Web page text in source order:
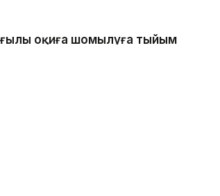
оқиға шомылуға тыйым